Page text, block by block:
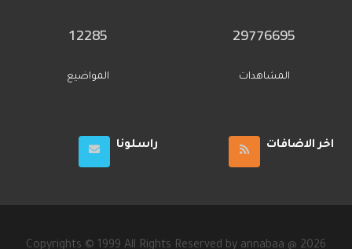
29776695
المشاهدات
12285
المواضيع
اخر الاضافات راسلونا
Copyrights © 1999 All Rights Reserved by annabaa @ 2026